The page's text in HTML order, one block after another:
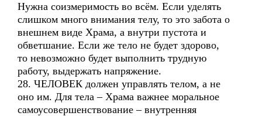
Нужна соизмеримость во всём. Если уделять
слишком много внимания телу, то это забота о
внешнем виде Храма, а внутри пустота и
обветшание. Если же тело не будет здорово,
то невозможно будет выполнить трудную
работу, выдержать напряжение.
28. ЧЕЛОВЕК должен управлять телом, а не
оно им. Для тела – Храма важнее моральное
самоусовершенствование – внутренняя